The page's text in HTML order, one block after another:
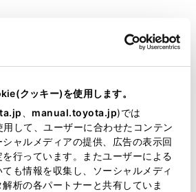
クッキー)を使用します。
manual.toyota.jp)では
して、ユーザーに合わせたコンテン
ャルメディアの提供、広告の表示回
行っています。またユーザーによる
も情報を収集し、ソーシャルメディ
析の各パートナーと共有していま
す。
ます。
すると、通話中の相手を保留しま
けではありません。
書はお客様の年式に合致しない場合
が著作権その他の知的財産権を保有し
く、取扱説明書の一部または全部を、
しくは配信等することはできません。